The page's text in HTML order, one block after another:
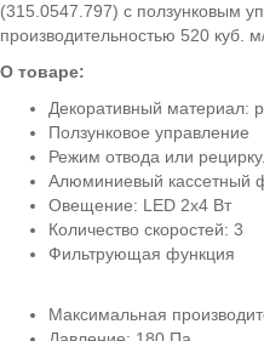
(315.0547.797) с ползунковым
производительностью 520 куб.
О товаре:
Декоративный материал:
Ползунковое управление
Режим отвода или
Алюминиевый кассетный
Овещение: LED 2x4 Вт
Количество скоростей: 3
Фильтрующая функция
Максимальная